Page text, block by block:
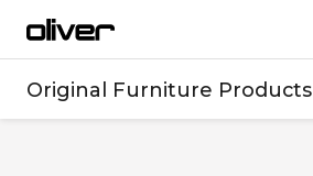
Original Furniture Products